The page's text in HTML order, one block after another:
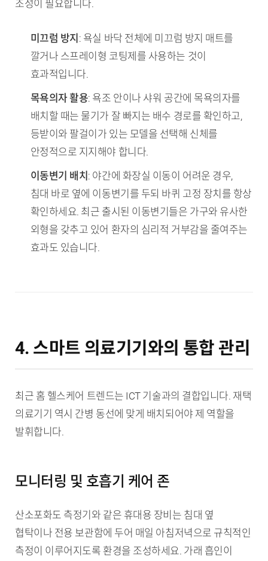
조성이 필요합니다.
미끄럼 방지 : 욕실 바닥 전체에 미끄럼 방지 매트를
깔거나 스프레이형 코팅제를 사용하는 것이
효과적입니다.
목욕의자 활용: 욕조 안이나 샤워 공간에 목욕의자를
배치할 때는 물기가 잘 빠지는 배수 경로를 확인하고,
등받이와 팔걸이가 있는 모델을 선택해 신체를
안정적으로 지지해야 합니다.
이동변기 배치 : 야간에 화장실 이동이 어려운 경우,
침대 바로 옆에 이동변기를 두되 바퀴 고정 장치를 항상
확인하세요. 최근 출시된 이동변기들은 가구와 유사한
외형을 갖추고 있어 환자의 심리적 거부감을 줄여주는
효과도 있습니다.
4. 스마트 의료기기와의 통합 관리
최근 홈 헬스케어 트렌드는 ICT 기술과의 결합입니다. 재택
의료기기 역시 간병 동선에 맞게 배치되어야 제 역할을
발휘합니다.
모니터링 및 호흡기 케어 존
산소포화도 측정기와 같은 휴대용 장비는 침대 옆
협탁이나 전용 보관함에 두어 매일 아침저녁으로 규칙적인
측정이 이루어지도록 환경을 조성하세요. 가래 흡인이